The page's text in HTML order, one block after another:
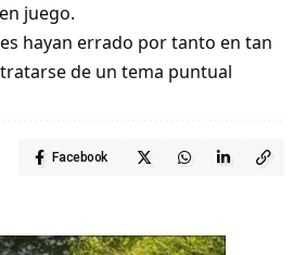
juego.
hayan errado por tanto en tan
de un tema puntual
Facebook